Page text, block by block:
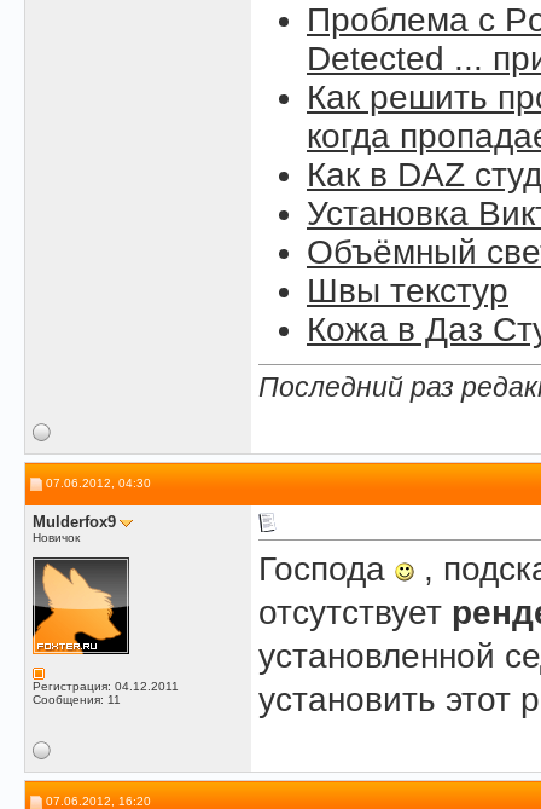
Проблема с
Detected ...
Как решить
когда
Как в DAZ
Установка
Объёмный
Швы текстур
Кожа в Даз
Последний раз
07.06.2012, 04:30
Mulderfox9
Новичок
Регистрация: 04.12.2011
Сообщения: 11
Господа
,
отсутствует
установленной
установить
07.06.2012, 16:20